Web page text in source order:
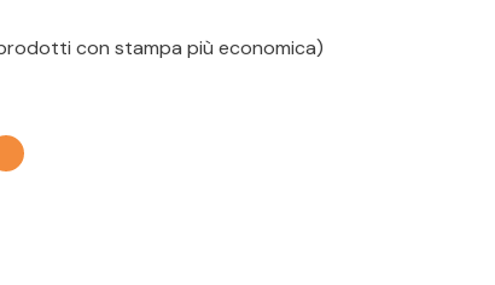
con stampa più economica)